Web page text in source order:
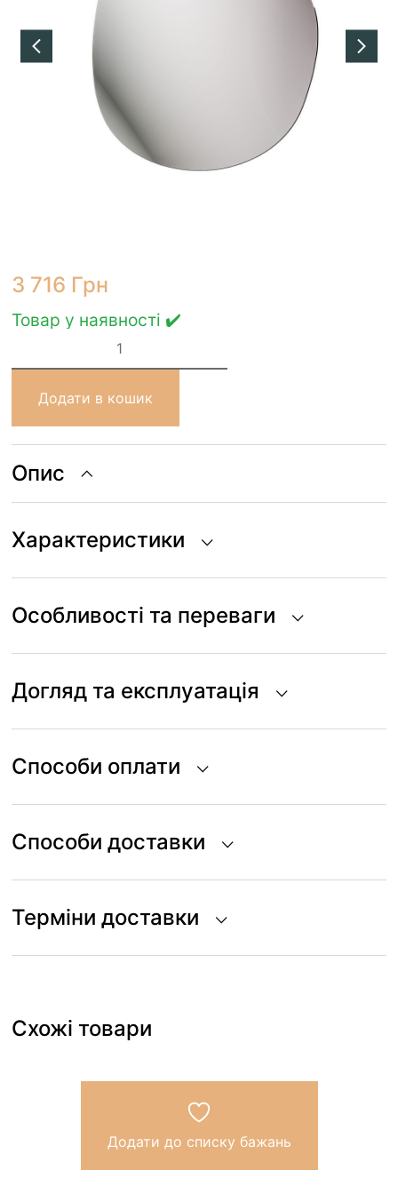
3 716 Грн
Товар у наявності ✔️
POTAS
підсвіткою
кількість
Додати в кошик
Опис
Характеристики
Особливості та переваги
Догляд та експлуатація
Способи оплати
Способи доставки
Терміни доставки
Схожі товари
Додати до списку бажань